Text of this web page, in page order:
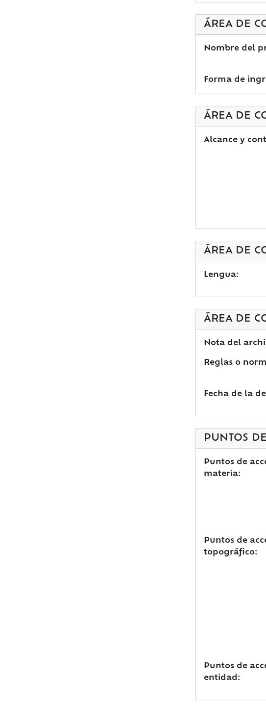
ÁREA DE
Nombre del
Forma de
ÁREA DE
Alcance y
ÁREA DE
Lengua:
ÁREA DE
Nota del
Reglas o
Fecha de la
PUNTOS
Puntos de
materia:
Puntos de
topográfico:
Puntos de
entidad: